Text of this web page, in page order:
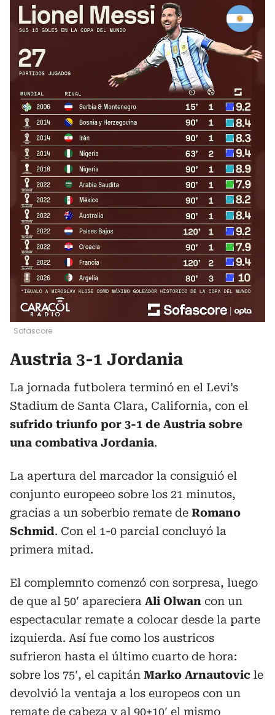
Sofascore
Austria 3-1 Jordania
La jornada futbolera terminó en el Levi’s
Stadium de Santa Clara, California, con el
sufrido triunfo por 3-1 de Austria sobre
una combativa Jordania.
La apertura del marcador la consiguió el
conjunto europeeo sobre los 21 minutos,
gracias a un soberbio remate de Romano
Schmid. Con el 1-0 parcial concluyó la
primera mitad.
El complemnto comenzó con sorpresa, luego
de que al 50′ apareciera Ali Olwan con un
espectacular remate a colocar desde la parte
izquierda. Así fue como los austricos
sufrieron hasta el último cuarto de hora:
sobre los 75′, el capitán Marko Arnautovic le
devolvió la ventaja a los europeos con un
remate de cabeza y al 90+10′ el mismo